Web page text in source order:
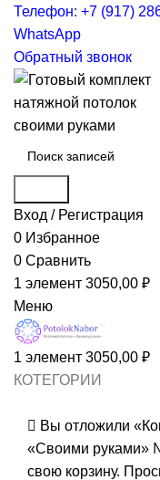
Телефон: +7 (917)
WhatsApp
Обратный звонок
Вход / Регистрация
0 Избранное
0 Сравнить
1 элемент 3050,00 ₽
Меню
1 элемент 3050,00 ₽
КОТЕГОРИИ
Вы отложили
«Своими руками»
свою корзину.